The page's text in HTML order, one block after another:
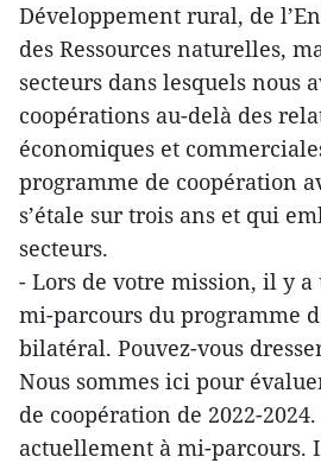
Développement rural, de
des Ressources naturelles,
secteurs dans lesquels nous
coopérations au-delà des
économiques et
programme de coopération
s’étale sur trois ans et qui
secteurs.
- Lors de votre mission, il y
mi-parcours du programme
bilatéral. Pouvez-vous
Nous sommes ici pour
de coopération de 2022-
actuellement à mi-parcours.